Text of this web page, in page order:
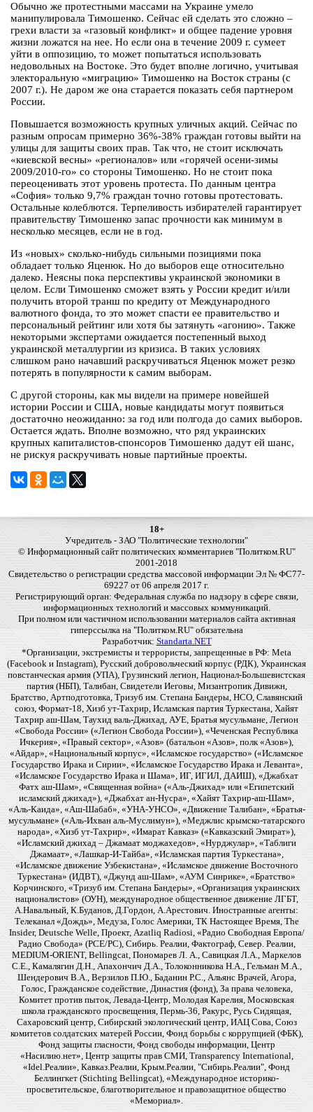
Обычно же протестными массами на Украине умело
манипулировала Тимошенко. Сейчас ей сделать это сложно –
грехи власти за «газовый конфликт» и общее падение уровня
жизни ложатся на нее. Но если она в течение 2009 г. сумеет
уйти в оппозицию, то может попытаться использовать
недовольных на Востоке. Это будет вполне логично, учитывая
электоральную «миграцию» Тимошенко на Восток страны (с
2007 г.). Не даром же она старается показать себя партнером
России.
Повышается возможность крупных уличных акций. Сейчас по
разным опросам примерно 36%-38% граждан готовы выйти на
улицы для защиты своих прав. Так что, не стоит исключать
«киевской весны» «регионалов» или «горячей осени-зимы
2009/2010-го» со стороны Тимошенко. Но не стоит пока
переоценивать этот уровень протеста. По данным центра
«София» только 9,7% граждан точно готовы протестовать.
Остальные колеблются. Терпеливость избирателей гарантирует
правительству Тимошенко запас прочности как минимум в
несколько месяцев, если не в год.
Из «новых» сколько-нибудь сильными позициями пока
обладает только Яценюк. Но до выборов еще относительно
далеко. Неясны пока перспективы украинской экономики в
целом. Если Тимошенко сможет взять у России кредит и/или
получить второй транш по кредиту от Международного
валютного фонда, то это может спасти ее правительство и
персональный рейтинг или хотя бы затянуть «агонию». Также
некоторыми экспертами ожидается постепенный выход
украинской металлургии из кризиса. В таких условиях
слишком рано начавший раскручиваться Яценюк может резко
потерять в популярности к самим выборам.
С другой стороны, как мы видели на примере новейшей
истории России и США, новые кандидаты могут появиться
достаточно неожиданно: за год или полгода до самих выборов.
Остается ждать. Вполне возможно, что ряд украинских
крупных капиталистов-спонсоров Тимошенко дадут ей шанс,
не рискуя раскручивать новые партийные проекты.
18+
Учредитель - ЗАО "Политические технологии"
© Информационный сайт политических комментариев "Политком.RU"
2001-2018
Свидетельство о регистрации средства массовой информации Эл № ФС77-
69227 от 06 апреля 2017 г.
Регистрирующий орган: Федеральная служба по надзору в сфере связи,
информационных технологий и массовых коммуникаций.
При полном или частичном использовании материалов сайта активная
гиперссылка на "Политком.RU" обязательна
Разработчик: Standarta.NET
*Организации, экстремисты и террористы, запрещенные в РФ: Meta
(Facebook и Instagram), Русский добровольческий корпус (РДК), Украинская
повстанческая армия (УПА), Грузинский легион, Национал-Большевистская
партия (НБП), Талибан, Свидетели Иеговы, Мизантропик Дивижн,
Братство, Артподготовка, Тризуб им. Степана Бандеры, НСО, Славянский
союз, Формат-18, Хизб ут-Тахрир, Исламская партия Туркестана, Хайят
Тахрир аш-Шам, Таухид валь-Джихад, АУЕ, Братья мусульмане, Легион
«Свобода России» («Легион Свобода России»), «Чеченская Республика
Ичкерия», «Правый сектор», «Азов» (батальон «Азов», полк «Азов»),
«Айдар», «Национальный корпус», «Исламское государство» («Исламское
Государство Ирака и Сирии», «Исламское Государство Ирака и Леванта»,
«Исламское Государство Ирака и Шама», ИГ, ИГИЛ, ДАИШ), «Джабхат
Фатх аш-Шам», «Священная война» («Аль-Джихад» или «Египетский
исламский джихад»), «Джабхат ан-Нусра», «Хайят Тахрир-аш-Шам»,
«Аль-Каида», «Аш-Шабаб», «УНА-УНСО», «Движение Талибан», «Братья-
мусульмане» («Аль-Ихван аль-Муслимун»), «Меджлис крымско-татарского
народа», «Хизб ут-Тахрир», «Имарат Кавказ» («Кавказский Эмират»),
«Исламский джихад – Джамаат моджахедов», «Нурджулар», «Таблиги
Джамаат», «Лашкар-И-Тайба», «Исламская партия Туркестана»,
«Исламское движение Узбекистана», «Исламское движение Восточного
Туркестана» (ИДВТ), «Джунд аш-Шам», «АУМ Синрике», «Братство»
Корчинского, «Тризуб им. Степана Бандеры», «Организация украинских
националистов» (ОУН), международное общественное движение ЛГБТ,
А.Навальный, К.Буданов, Д.Гордон, А.Арестович. Иностранные агенты:
Телеканал «Дождь», Медуза, Голос Америки, ТК Настоящее Время, The
Insider, Deutsche Welle, Проект, Azatliq Radiosi, «Радио Свободная Европа/
Радио Свобода» (PCE/PC), Сибирь. Реалии, Фактограф, Север. Реалии,
MEDIUM-ORIENT, Bellingcat, Пономарев Л. А., Савицкая Л.А., Маркелов
С.Е., Камалягин Д.Н., Апахончич Д.А., Толоконникова Н.А., Гельман М.А.,
Шендерович В.А., Верзилов П.Ю., Баданин Р.С., Альянс Врачей, Агора,
Голос, Гражданское содействие, Династия (фонд), За права человека,
Комитет против пыток, Левада-Центр, Молодая Карелия, Московская
школа гражданского просвещения, Пермь-36, Ракурс, Русь Сидящая,
Сахаровский центр, Сибирский экологический центр, ИАЦ Сова, Союз
комитетов солдатских матерей России, Фонд борьбы с коррупцией (ФБК),
Фонд защиты гласности, Фонд свободы информации, Центр
«Насилию.нет», Центр защиты прав СМИ, Transparency International,
«Idel.Реалии», Кавказ.Реалии, Крым.Реалии, "Сибирь.Реалии", Фонд
Беллингкет (Stichting Bellingcat), «Международное историко-
просветительское, благотворительное и правозащитное общество
«Мемориал».